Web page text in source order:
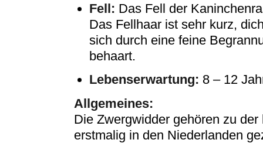
Fell: Das Fell der
Das Fellhaar ist sehr kurz,
sich durch eine feine
behaart.
Lebenserwartung: 8 – 12
Allgemeines:
Die Zwergwidder gehören zu
erstmalig in den Niederlanden